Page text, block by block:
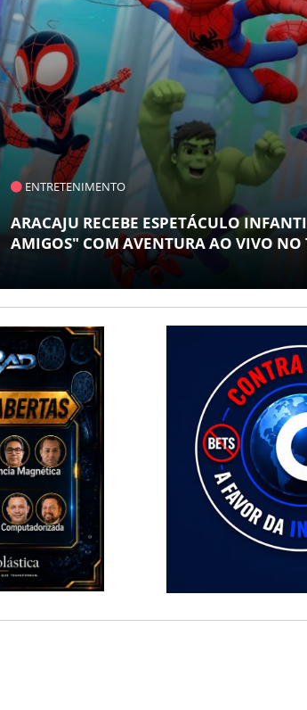
ENTRETENIMENTO
ARACAJU RECEBE ESPETÁCULO
AMIGOS" COM AVENTURA AO VIVO NO